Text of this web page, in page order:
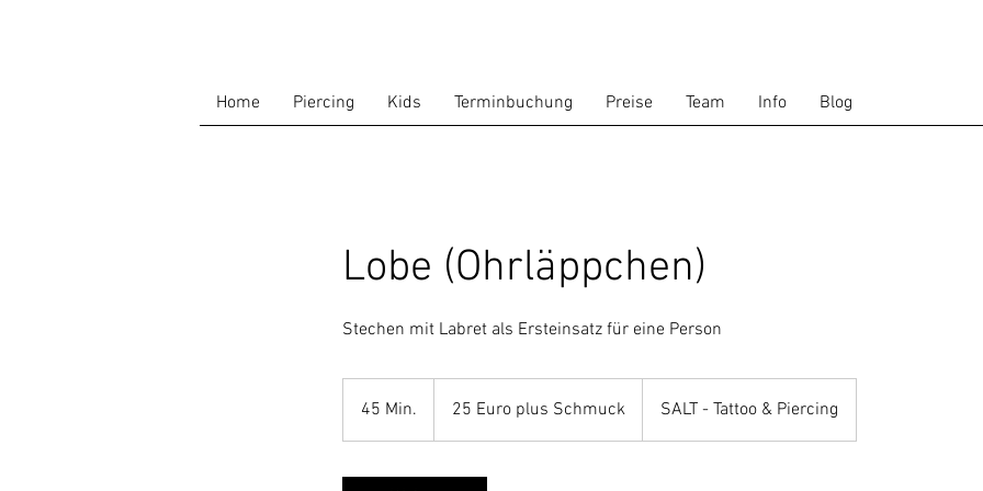
Home Piercing Kids Terminbuchung Preise Team Info Blog
Lobe (Ohrläppchen)
Stechen mit Labret als Ersteinsatz für eine Person
45 Min.
5
plus25 Euro plus Schmuck SALT - Tattoo & Piercing